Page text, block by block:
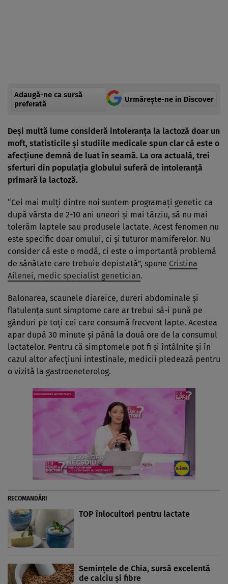
Adaugă-ne ca sursă
preferată
Urmărește-ne in Discover
Deşi multă lume consideră intoleranţa la lactoză doar un
moft, statisticile şi studiile medicale spun clar că este o
afecţiune demnă de luat în seamă. La ora actuală, trei
sferturi din populaţia globului suferă de intoleranţă
primară la lactoză.
“Cei mai mulţi dintre noi suntem programaţi genetic ca
după vârsta de 2-10 ani uneori şi mai târziu, să nu mai
tolerăm laptele sau produsele lactate. Acest fenomen nu
este specific doar omului, ci şi tuturor mamiferelor. Nu
consider că este o modă, ci este o importantă problemă
de sănătate care trebuie depistată”, spune Cristina
Ailenei, medic specialist genetician.
Balonarea, scaunele diareice, dureri abdominale şi
flatulenţa sunt simptome care ar trebui să-i pună pe
gânduri pe toţi cei care consumă frecvent lapte. Acestea
apar după 30 minute şi până la două ore de la consumul
lactatelor. Pentru că simptomele pot fi şi întâlnite şi în
cazul altor afecţiuni intestinale, medicii pledează pentru
o vizită la gastroeneterolog.
RECOMANDĂRI
TOP înlocuitori pentru lactate
Seminţele de Chia, sursă excelentă
de calciu şi fibre